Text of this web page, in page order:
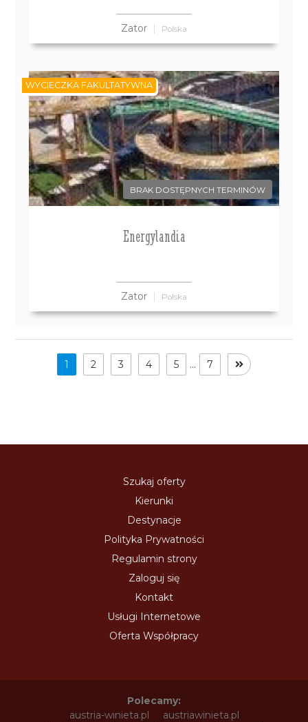
Zator Polska
BRAK DOSTĘPNYCH TERMINÓW
Energylandia
Zator Polska
WYCIECZKA FAKULTATYWNA
1 2 3 4 5 ... 7
Szukaj oferty
Kierunki
Destynacje
Polityka Prywatności
Regulamin strony
Zaloguj się
Kontakt
Usługi Internetowe
Oferta Współpracy
Polecamy:
austria-winieta.pl
austriawinieta.pl